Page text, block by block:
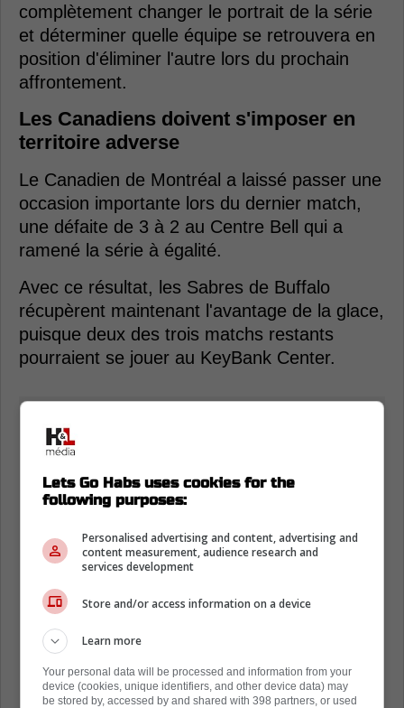
complètement changer le portrait de la série
et déterminer quelle équipe se retrouvera en
position d'éliminer l'autre lors du prochain
affrontement.
Les Canadiens doivent s'imposer en
territoire adverse
Le Canadien de Montréal a laissé passer une
occasion importante lors du dernier match,
une défaite de 3 à 2 au Centre Bell qui a
ramené la série à égalité.
Avec ce résultat, les Sabres de Buffalo
récupèrent maintenant l'avantage de la glace,
puisque deux des trois matchs restants
pourraient se jouer au KeyBank Center.
Lets Go Habs uses cookies for the
following purposes:
Personalised advertising and content, advertising and
content measurement, audience research and
services development
Store and/or access information on a device
Learn more
Your personal data will be processed and information from your
device (cookies, unique identifiers, and other device data) may
be stored by, accessed by and shared with 398 partners, or used